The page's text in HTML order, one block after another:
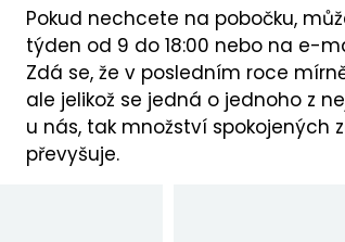
Pokud nechcete na pobočku,
týden od 9 do 18:00 nebo na e-
Zdá se, že v posledním roce
ale jelikož se jedná o jednoho z
u nás, tak množství spokojených
převyšuje.